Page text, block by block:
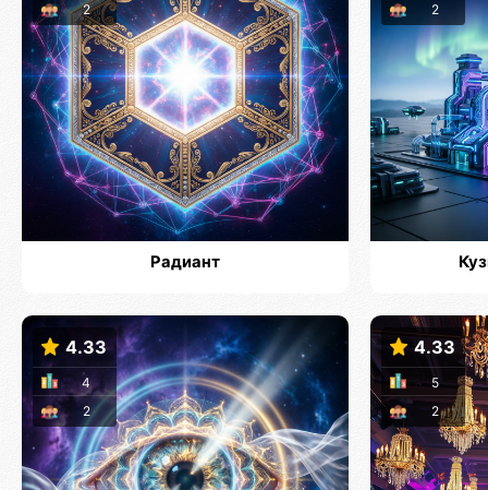
2
Радиант
2
4.33
2
4
4.33
2
5